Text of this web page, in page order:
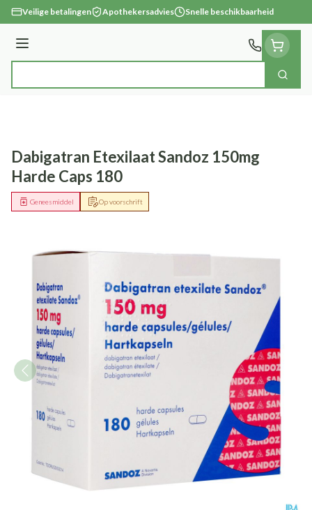
Ga naar de inhoud
Veilige betalingen Apothekersadvies Snelle beschikbaarheid
Menu
Zoek
Dabigatran Etexilaat Sandoz 150mg
Harde Caps 180
Op voorschrift
Geneesmiddel